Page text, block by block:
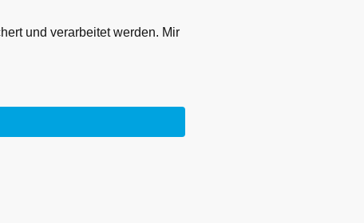
und verarbeitet werden. Mir